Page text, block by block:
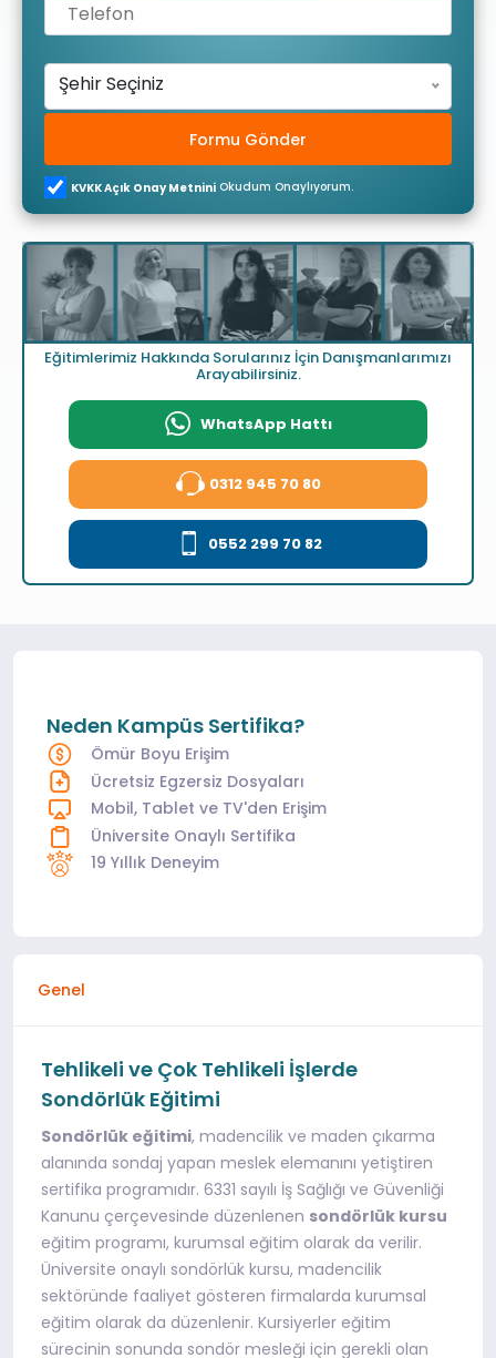
Şehir Seçiniz
Formu Gönder
KVKK Açık Onay Metnini Okudum Onaylıyorum.
Eğitimlerimiz Hakkında Sorularınız İçin Danışmanlarımızı
Arayabilirsiniz.
WhatsApp Hattı
0312 945 70 80
0552 299 70 82
Neden Kampüs Sertifika?
Ömür Boyu Erişim
Ücretsiz Egzersiz Dosyaları
Mobil, Tablet ve TV'den Erişim
Üniversite Onaylı Sertifika
19 Yıllık Deneyim
Genel
Tehlikeli ve Çok Tehlikeli İşlerde
Sondörlük Eğitimi
Sondörlük eğitimi, madencilik ve maden çıkarma
alanında sondaj yapan meslek elemanını yetiştiren
sertifika programıdır. 6331 sayılı İş Sağlığı ve Güvenliği
Kanunu çerçevesinde düzenlenen sondörlük kursu
eğitim programı, kurumsal eğitim olarak da verilir.
Üniversite onaylı sondörlük kursu, madencilik
sektöründe faaliyet gösteren firmalarda kurumsal
eğitim olarak da düzenlenir. Kursiyerler eğitim
sürecinin sonunda sondör mesleği için gerekli olan